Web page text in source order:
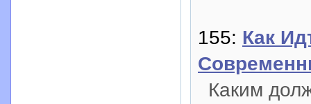
155: Как
Каким